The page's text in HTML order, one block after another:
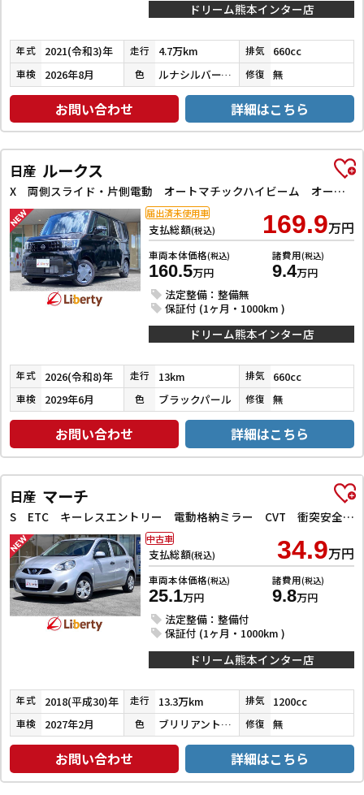
ドリーム熊本インター店
年式 2021(令和3)年 走行 4.7万km 排気 660cc
車検 2026年8月 色 ルナシルバーメタリック 修復 無
お問い合わせ 詳細はこちら
日産 ルークス
X 両側スライド・片側電動 オートマチックハイビーム オートライト スマートキー アイドリングストップ 電動格納ミラー ベンチシート CVT USB エアコン パワーステアリング パワーウィンドウ
支払総額(税込) 169.9万円
車両本体価格(税込)
160.5万円
諸費用(税込)
9.4万円
法定整備：整備無
保証付 (1ヶ月・1000km )
届出済未使用車
ドリーム熊本インター店
年式 2026(令和8)年 走行 13km 排気 660cc
車検 2029年6月 色 ブラックパール 修復 無
お問い合わせ 詳細はこちら
日産 マーチ
S ETC キーレスエントリー 電動格納ミラー CVT 衝突安全ボディ ABS ESC エアコン パワーステアリング パワーウィンドウ
支払総額(税込) 34.9万円
車両本体価格(税込)
25.1万円
諸費用(税込)
9.8万円
法定整備：整備付
保証付 (1ヶ月・1000km )
中古車
ドリーム熊本インター店
年式 2018(平成30)年 走行 13.3万km 排気 1200cc
車検 2027年2月 色 ブリリアントシルバー 修復 無
お問い合わせ 詳細はこちら